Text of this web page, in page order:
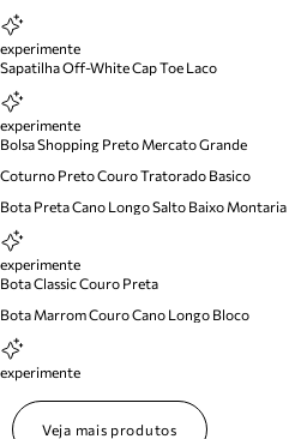
experimente
Sapatilha Off-White Cap Toe Laco
experimente
Bolsa Shopping Preto Mercato Grande
Coturno Preto Couro Tratorado Basico
Bota Preta Cano Longo Salto Baixo Montaria
experimente
Bota Classic Couro Preta
Bota Marrom Couro Cano Longo Bloco
experimente
Veja mais produtos